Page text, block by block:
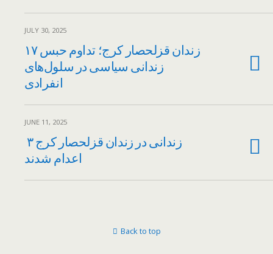
JULY 30, 2025
زندان قزلحصار کرج؛ تداوم حبس ۱۷
زندانی سیاسی در سلول‌های
انفرادی
JUNE 11, 2025
۳ زندانی در زندان قزلحصار کرج
اعدام شدند
Back to top